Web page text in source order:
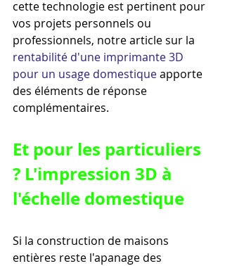
cette technologie est pertinent pour
vos projets personnels ou
professionnels, notre article sur la
rentabilité d'une imprimante 3D
pour un usage domestique apporte
des éléments de réponse
complémentaires.
Et pour les particuliers
? L'impression 3D à
l'échelle domestique
Si la construction de maisons
entières reste l'apanage des